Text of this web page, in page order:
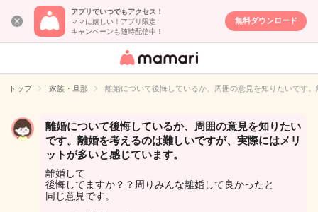
アプリでいつでもアクセス！
ママに嬉しい！アプリ限定
キャンペーンも随時配信中！
無料ダウンロード
女性専用匿名QA
イト
トップ 家族・旦那 離婚について後悔しているか、周囲の意見を知りたいです
離婚について後悔しているか、周囲の意見を知りたい
です。離婚を考えるのは難しいですが、実際にはメリ
ットが多いと感じています。
離婚して
後悔してますか？？周りみんな離婚して良かったと
同じ意見です。